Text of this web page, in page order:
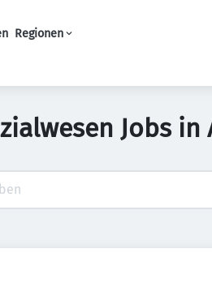
Regionen
Jobs in